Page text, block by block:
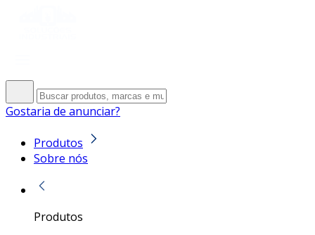
Gostaria de anunciar?
Produtos
Sobre nós
Produtos